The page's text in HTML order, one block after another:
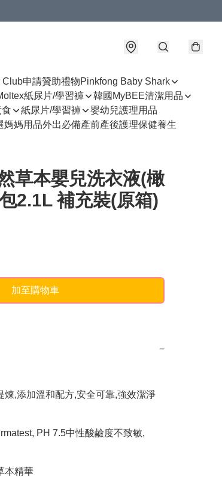
Club申請贊助禮物Pinkfong Baby Shark
紙尿片/學習褲
韓國MyBEE清潔用品
紙尿片/學習褲
嬰幼兒護理用品
媽媽用品外出必備產前產後護理保健養生
草本嬰兒洗衣液(橄
2.1L 補充裝(原箱)
加至購物車
−
煉,添加溫和配方,安全可靠,強效潔淨
PH 7.5中性酸鹼度不致敏,
本精華